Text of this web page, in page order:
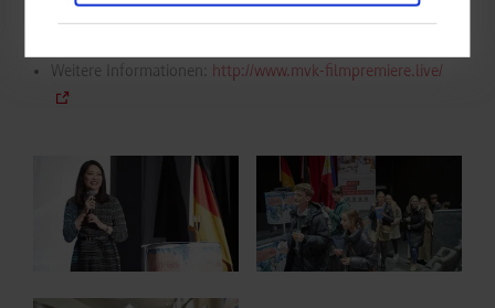
Kulissen der Dreharbeiten.
Weitere Informationen: http://www.mvk-filmpremiere.live/
Show larger version for: Show larger version for: